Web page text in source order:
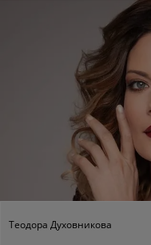
Теодора Духовникова